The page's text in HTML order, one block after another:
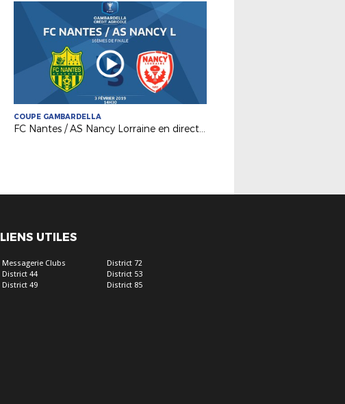
COUPE GAMBARDELLA
FC Nantes / AS Nancy Lorraine en direct dimanche !
LIENS UTILES
Messagerie Clubs
District 44
District 49
District 72
District 53
District 85